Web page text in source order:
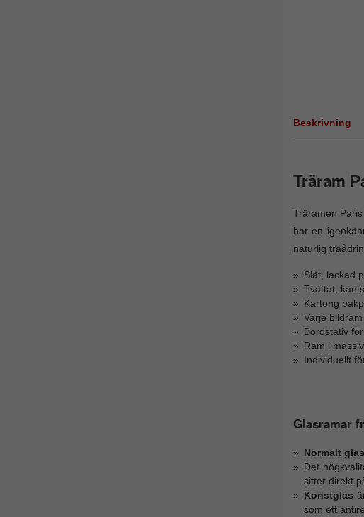
Beskrivning
Träram
Träramen
har en
naturlig
Slät, lackad
Tvättat,
Kartong
Varje
Bordstativ
Ram i
Individuellt
Glasramar
Normalt glas
Det
sitter direkt
Konstglas
som ett